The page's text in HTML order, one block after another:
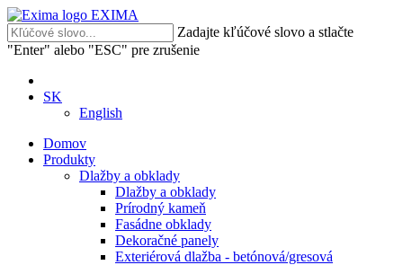
EXIMA
Zadajte kľúčové slovo a stlačte
"Enter" alebo "ESC" pre zrušenie
SK
English
Domov
Produkty
Dlažby a obklady
Dlažby a obklady
Prírodný kameň
Fasádne obklady
Dekoračné panely
Exteriérová dlažba - betónová/gresová